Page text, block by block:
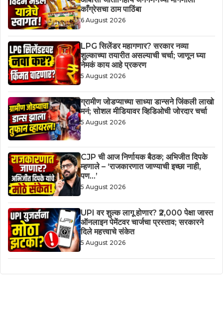
काँग्रेसचा ठाम पाठिंबा
6 August 2026
LPG सिलेंडर महागणार? सरकार नव्या
शुल्काच्या तयारीत असल्याची चर्चा; जाणून घ्या
नेमकं काय आहे प्रकरण
5 August 2026
ग्रामीण जोडप्याच्या साध्या डान्सने जिंकली लाखो
मनं; सोशल मीडियावर व्हिडिओची जोरदार चर्चा
5 August 2026
CJP ची आज निर्णायक बैठक; अभिजीत दिपके
म्हणाले – ‘राजकारणात जाण्याची इच्छा नाही,
पण…’
5 August 2026
UPI वर शुल्क लागू होणार? ₹2,000 पेक्षा जास्त
ऑनलाइन पेमेंटवर चार्जचा प्रस्ताव; सरकारने
दिले महत्त्वाचे संकेत
5 August 2026